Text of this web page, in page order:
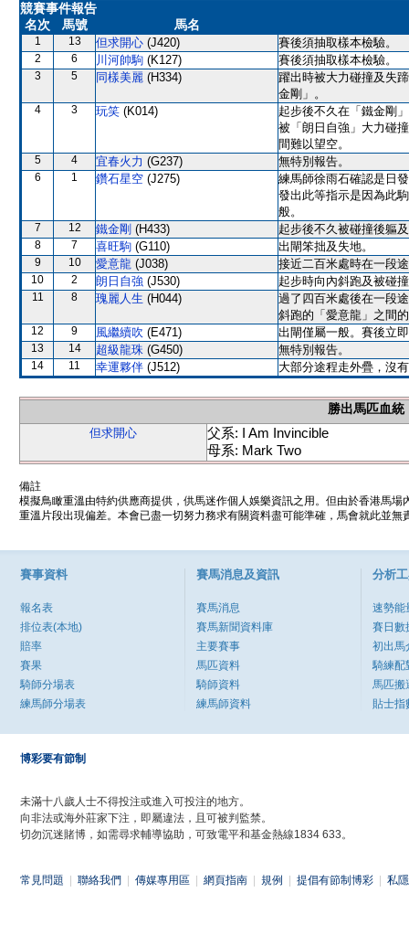
競賽事件報告
名次
馬號 馬名
1 13 但求開心 (J420) 賽後須抽取樣本檢驗。
2 6 川河帥駒 (K127) 賽後須抽取樣本檢驗。
3 5 同樣美麗 (H334)
躍出時被大力碰撞及失
金剛」。
4 3 玩笑 (K014)
起步後不久在「鐵金剛
被「朗日自強」大力碰
間難以望空。
5 4 宜春火力 (G237) 無特別報告。
6 1 鑽石星空 (J275)
練馬師徐雨石確認是日
發出此等指示是因為此
般。
7 12 鐵金剛 (H433) 起步後不久被碰撞後軀
8 7 喜旺駒 (G110) 出閘笨拙及失地。
9 10 愛意龍 (J038) 接近二百米處時在一段
10 2 朗日自強 (J530) 起步時向內斜跑及被碰
11 8 瑰麗人生 (H044)
過了四百米處後在一段
斜跑的「愛意龍」之間
12 9 風繼續吹 (E471) 出閘僅屬一般。賽後立
13 14 超級龍珠 (G450) 無特別報告。
14 11 幸運夥伴 (J512) 大部分途程走外疊，沒
勝出馬匹血統
但求開心
父系: I Am Invincible
母系: Mark Two
備註
模擬鳥瞰重溫由特約供應商提供，供馬迷作個人娛樂資訊之用。但由於香港馬
重溫片段出現偏差。本會已盡一切努力務求有關資料盡可能準確，馬會就此並
賽事資料
報名表
排位表(本地)
賠率
賽果
騎師分場表
練馬師分場表
賽馬消息及資訊
賽馬消息
賽馬新聞資料庫
主要賽事
馬匹資料
騎師資料
練馬師資料
分析
速勢能
賽日數
初出馬
騎練配
馬匹搬
貼士指
博彩要有節制
未滿十八歲人士不得投注或進入可投注的地方。
向非法或海外莊家下注，即屬違法，且可被判監禁。
切勿沉迷賭博，如需尋求輔導協助，可致電平和基金熱線1834 633。
常見問題 聯絡我們 傳媒專用區 網頁指南 規例 提倡有節制博彩 私